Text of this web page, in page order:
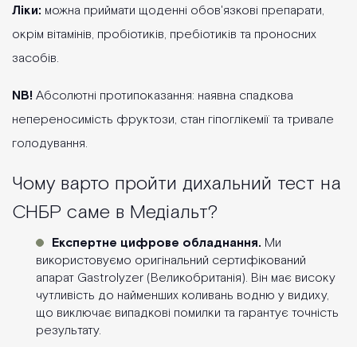
Ліки: можна приймати щоденні обов'язкові препарати,
окрім вітамінів, пробіотиків, пребіотиків та проносних
засобів.
NB! Абсолютні протипоказання: наявна спадкова
непереносимість фруктози, стан гіпоглікемії та тривале
голодування.
Чому варто пройти дихальний тест на
СНБР саме в Медіальт?
Експертне цифрове обладнання. Ми
використовуємо оригінальний сертифікований
апарат Gastrolyzer (Великобританія). Він має високу
чутливість до найменших коливань водню у видиху,
що виключає випадкові помилки та гарантує точність
результату.